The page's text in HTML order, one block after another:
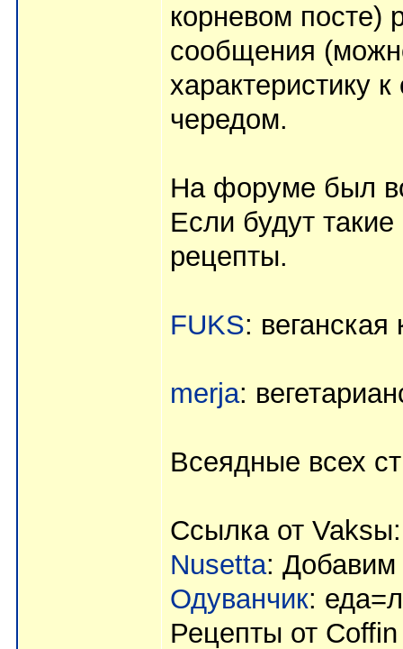
корневом посте)
сообщения
характеристику
чередом.
На форуме был
Если будут
рецепты.
FUKS: веганская
merja:
Всеядные всех
Ссылка от
Nusetta: Добавим
Одуванчик:
Рецепты от